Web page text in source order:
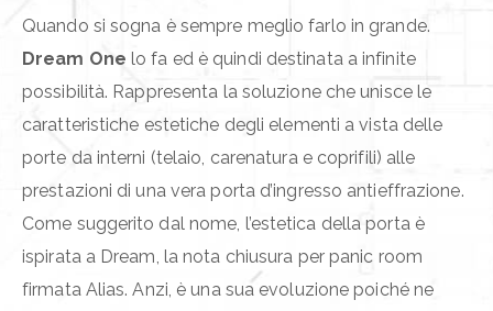
Quando si sogna è sempre meglio farlo in grande.
Dream One lo fa ed è quindi destinata a infinite
possibilità. Rappresenta la soluzione che unisce le
caratteristiche estetiche degli elementi a vista delle
porte da interni (telaio, carenatura e coprifili) alle
prestazioni di una vera porta d’ingresso antieffrazione.
Come suggerito dal nome, l’estetica della porta è
ispirata a Dream, la nota chiusura per panic room
firmata Alias. Anzi, è una sua evoluzione poiché ne